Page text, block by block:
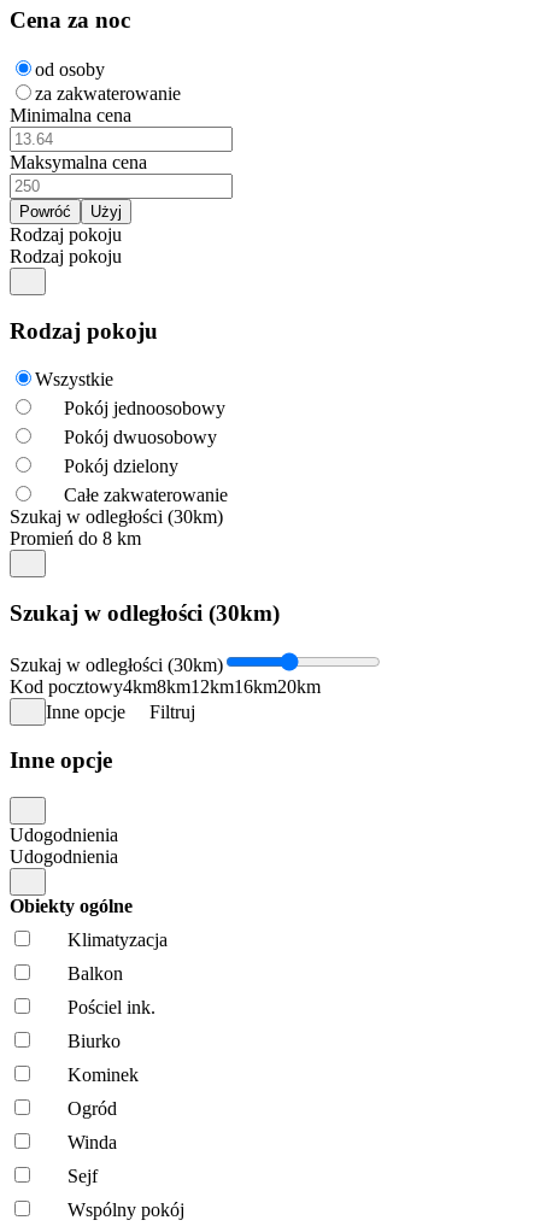
Cena za noc
od osoby
za zakwaterowanie
Minimalna cena
Maksymalna cena
Rodzaj pokoju
Rodzaj pokoju
Rodzaj pokoju
Wszystkie
Pokój jednoosobowy
Pokój dwuosobowy
Pokój dzielony
Całe zakwaterowanie
Szukaj w odległości (30km)
Promień do 8 km
Szukaj w odległości (30km)
Szukaj w odległości (30km)
Kod pocztowy4km8km12km16km20km
Inne opcje
Filtruj
Inne opcje
Udogodnienia
Udogodnienia
Obiekty ogólne
Klimatyzacja
Balkon
Pościel ink.
Biurko
Kominek
Ogród
Winda
Sejf
Wspólny pokój